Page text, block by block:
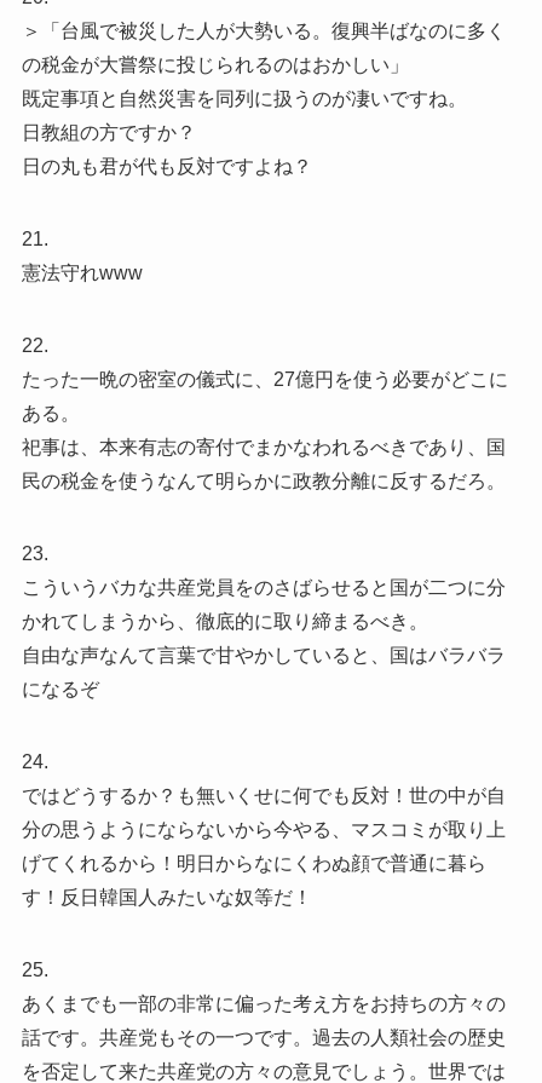
＞「台風で被災した人が大勢いる。復興半ばなのに多く
の税金が大嘗祭に投じられるのはおかしい」
既定事項と自然災害を同列に扱うのが凄いですね。
日教組の方ですか？
日の丸も君が代も反対ですよね？
21.
憲法守れwww
22.
たった一晩の密室の儀式に、27億円を使う必要がどこに
ある。
祀事は、本来有志の寄付でまかなわれるべきであり、国
民の税金を使うなんて明らかに政教分離に反するだろ。
23.
こういうバカな共産党員をのさばらせると国が二つに分
かれてしまうから、徹底的に取り締まるべき。
自由な声なんて言葉で甘やかしていると、国はバラバラ
になるぞ
24.
ではどうするか？も無いくせに何でも反対！世の中が自
分の思うようにならないから今やる、マスコミが取り上
げてくれるから！明日からなにくわぬ顔で普通に暮ら
す！反日韓国人みたいな奴等だ！
25.
あくまでも一部の非常に偏った考え方をお持ちの方々の
話です。共産党もその一つです。過去の人類社会の歴史
を否定して来た共産党の方々の意見でしょう。世界では